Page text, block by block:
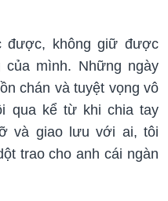
được, không giữ được
mình. Những ngày
chán và tuyệt vọng vô
qua kể từ khi chia tay
và giao lưu với ai, tôi
trao cho anh cái ngàn